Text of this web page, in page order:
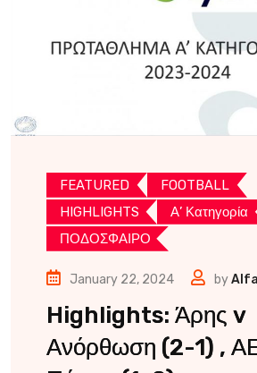
FEATURED
FOOTBALL
HIGHLIGHTS
Α’ Κατηγορία
ΠΟΔΟΣΦΑΙΡΟ
January 22, 2024 by
Highlights: Άρης v
Ανόρθωση (2-1) ,